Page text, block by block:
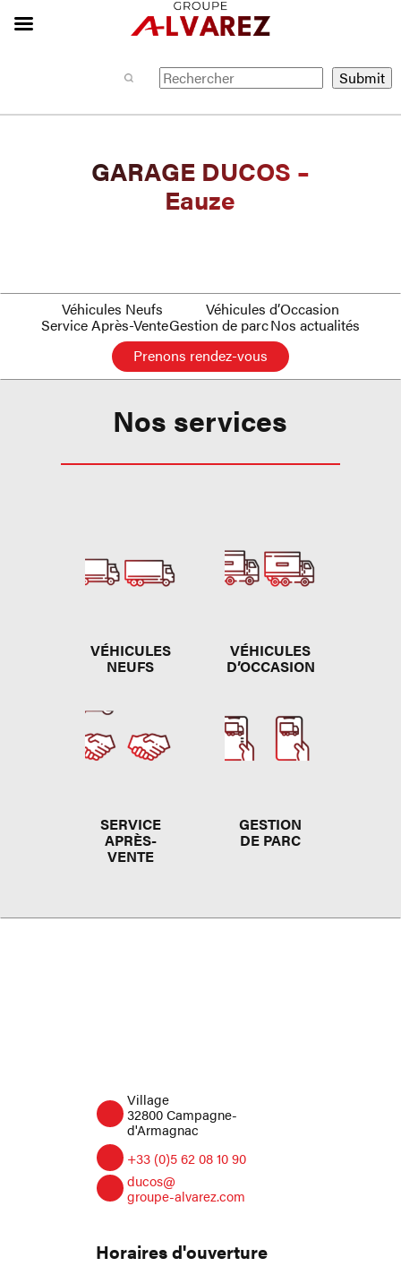
GARAGE DUCOS –
Eauze
Véhicules Neufs Véhicules d’Occasion
Service Après-VenteGestion de parcNos actualités
Prenons rendez-vous
Nos services
VÉHICULES
NEUFS
VÉHICULES
D’OCCASION
SERVICE
APRÈS-
VENTE
GESTION
DE PARC
Village
32800 Campagne-
d'Armagnac
+33 (0)5 62 08 10 90
ducos@
groupe-alvarez.com
Horaires d'ouverture